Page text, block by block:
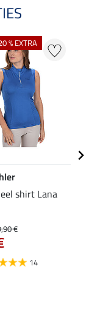
% EXTRA
shirt Lana
€
14